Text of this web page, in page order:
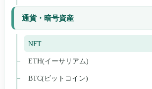
通貨・暗号資産
NFT
ETH(イーサリアム)
BTC(ビットコイン)